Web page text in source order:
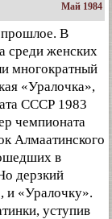
Май 1984
прошлое. В
среди женских
многократный
«Уралочка»,
СССР 1983
чемпионата
Алмаатинского
в
дерзкий
и «Уралочку».
уступив